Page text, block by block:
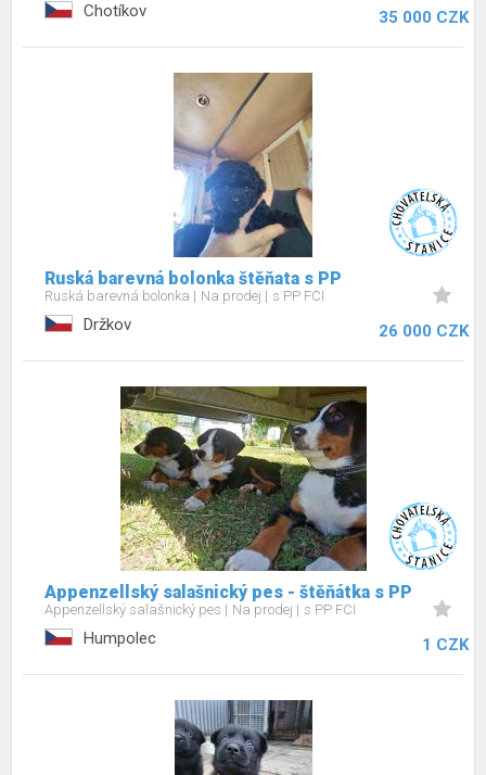
Chotíkov 35 000 CZK
Ruská barevná bolonka štěňata s PP
Ruská barevná bolonka Na prodej s PP FCI
Držkov 26 000 CZK
Appenzellský salašnický pes - štěňátka s PP
Appenzellský salašnický pes Na prodej s PP FCI
Humpolec 1 CZK